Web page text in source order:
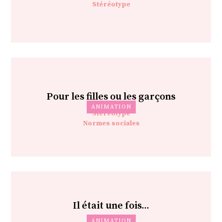
Stéréotype
ANIMATION
Pour les filles ou les garçons
Stéréotype
Normes sociales
Il était une fois...